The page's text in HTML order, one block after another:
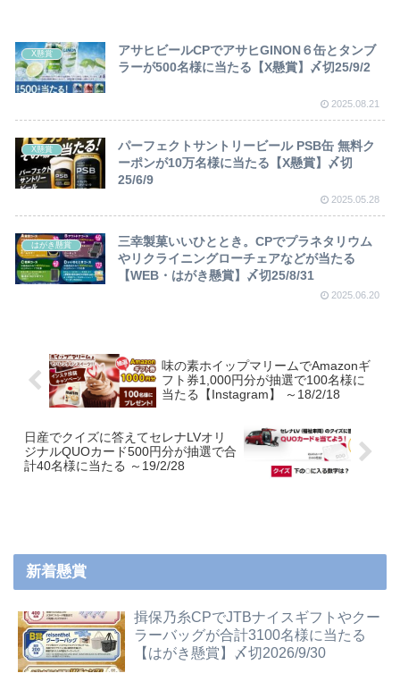
X懸賞
アサヒビールCPでアサヒGINON６缶とタンブ
ラーが500名様に当たる【X懸賞】〆切25/9/2
2025.08.21
X懸賞
パーフェクトサントリービール PSB缶 無料ク
ーポンが10万名様に当たる【X懸賞】〆切
25/6/9
2025.05.28
はがき懸賞
三幸製菓いいひととき。CPでプラネタリウム
やリクライニングローチェアなどが当たる
【WEB・はがき懸賞】〆切25/8/31
2025.06.20
味の素ホイップマリームでAmazonギ
フト券1,000円分が抽選で100名様に
当たる【Instagram】 ～18/2/18
日産でクイズに答えてセレナLVオリ
ジナルQUOカード500円分が抽選で合
計40名様に当たる ～19/2/28
新着懸賞
揖保乃糸CPでJTBナイスギフトやクー
ラーバッグが合計3100名様に当たる
【はがき懸賞】〆切2026/9/30